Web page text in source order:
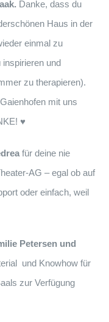
Danke, dass du
Haus in der
einmal zu
und
zu therapieren).
mit uns
♥
für deine nie
AG – egal ob auf
oder einfach, weil
Petersen und
und Knowhow für
zur Verfügung